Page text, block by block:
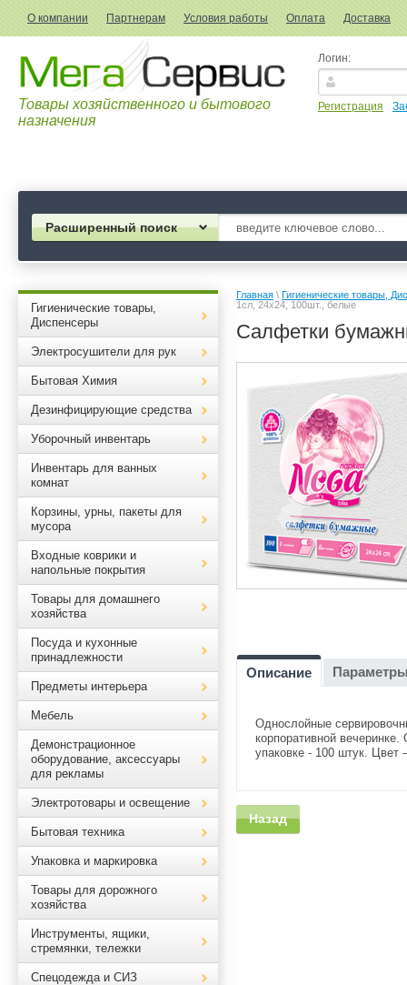
О компании Партнерам Условия работы Оплата Доставка
Товары хозяйственного и бытового
назначения
Логин:
Регистрация
Расширенный поиск
Гигиенические товары,
Диспенсеры
Электросушители для рук
Бытовая Химия
Дезинфицирующие средства
Уборочный инвентарь
Инвентарь для ванных
комнат
Корзины, урны, пакеты для
мусора
Входные коврики и
напольные покрытия
Товары для домашнего
хозяйства
Посуда и кухонные
принадлежности
Предметы интерьера
Мебель
Демонстрационное
оборудование, аксессуары
для рекламы
Электротовары и освещение
Бытовая техника
Упаковка и маркировка
Товары для дорожного
хозяйства
Инструменты, ящики,
стремянки, тележки
Спецодежда и СИЗ
Главная \ Гигиенические товары,
1сл, 24х24, 100шт., белые
Салфетки
Описание
Однослойные
корпоративной
упаковке - 100 штук. Цвет
Назад